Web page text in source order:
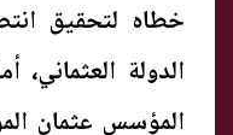
خطاه لتحقيق
الدولة
المؤسس عثمان